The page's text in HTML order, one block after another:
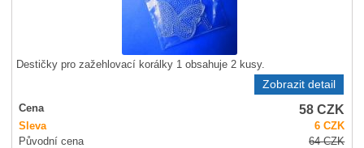
Destičky pro zažehlovací korálky 1 obsahuje 2 kusy.
Zobrazit detail
Cena 58CZK
Sleva 6CZK
Původní cena
64CZK